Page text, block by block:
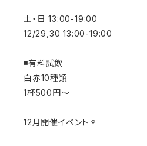
土・日 13:00-19:00
12/29,30 13:00-19:00
◾️有料試飲
白赤10種類
1杯500円〜
12月開催イベント🍷